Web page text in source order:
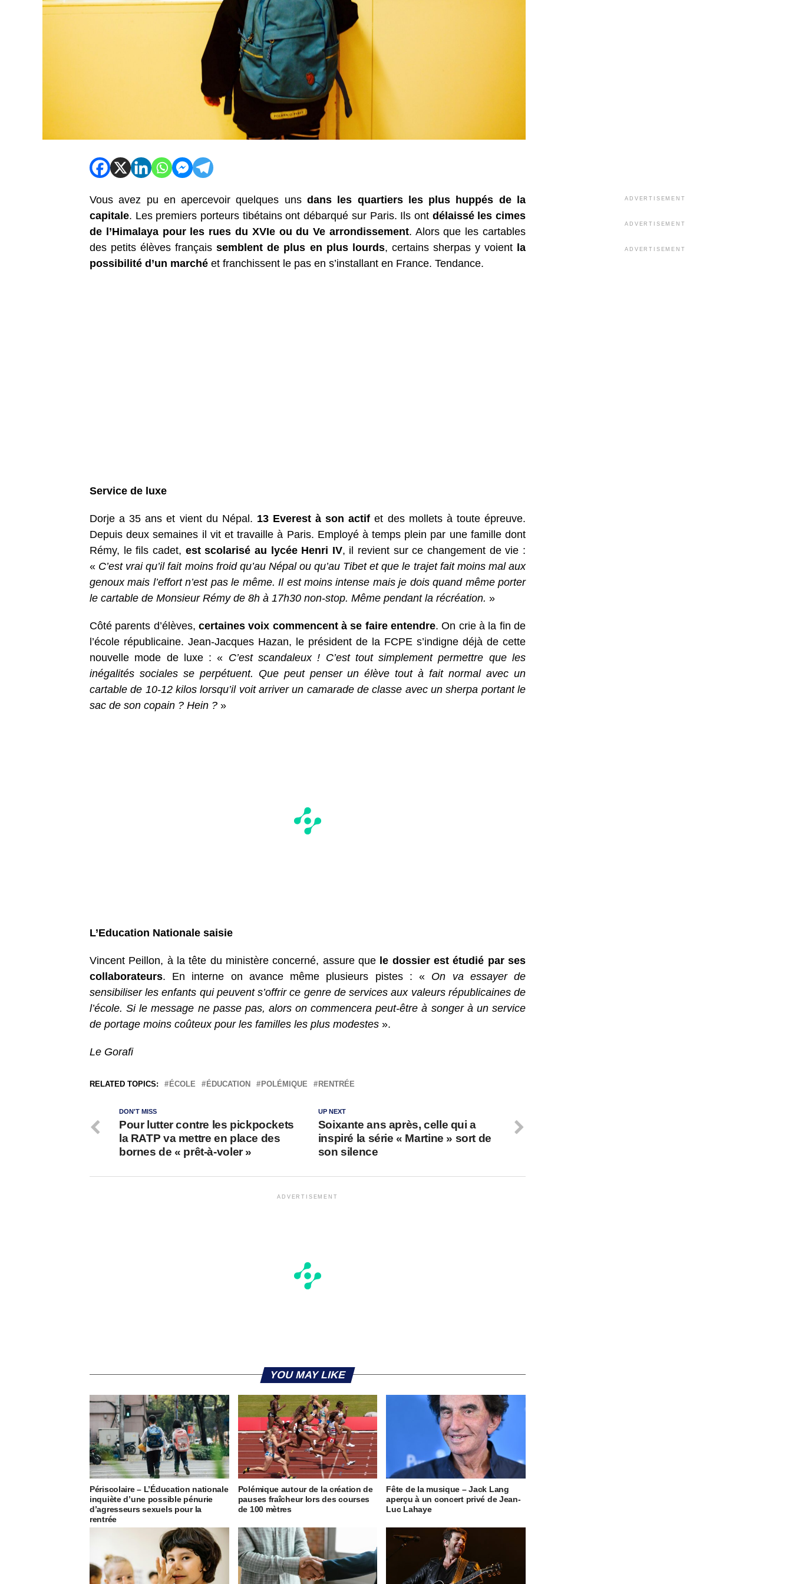
Vous avez pu en apercevoir quelques uns dans les quartiers les plus huppés de la
capitale. Les premiers porteurs tibétains ont débarqué sur Paris. Ils ontdélaissé les cimes
de l’Himalaya pour les rues du XVIe ou du Ve arrondissement. Alors que les cartables
des petits élèves français semblent de plus en plus lourds, certains sherpas y voientla
possibilité d’un marché et franchissent le pas en s’installant en France. Tendance.
Service de luxe
Dorje a 35 ans et vient du Népal. 13 Everest à son actifet des mollets à toute épreuve.
Depuis deux semaines il vit et travaille à Paris. Employé à temps plein par une famille dont
Rémy, le fils cadet, est scolarisé au lycée Henri IV, il revient sur ce changement de vie :
« C’est vrai qu’il fait moins froid qu’au Népal ou qu’au Tibet et que le trajet fait moins mal aux
genoux mais l’effort n’est pas le même. Il est moins intense mais je dois quand même porter
le cartable de Monsieur Rémy de 8h à 17h30 non-stop. Même pendant la récréation. »
Côté parents d’élèves, certaines voix commencent à se faire entendre. On crie à la fin de
l’école républicaine. Jean-Jacques Hazan, le président de la FCPE s’indigne déjà de cette
nouvelle mode de luxe : « C’est scandaleux ! C’est tout simplement permettre que les
inégalités sociales se perpétuent. Que peut penser un élève tout à fait normal avec un
cartable de 10-12 kilos lorsqu’il voit arriver un camarade de classe avec un sherpa portant le
sac de son copain ? Hein ? »
L’Education Nationale saisie
Vincent Peillon, à la tête du ministère concerné, assure que le dossier est étudié par ses
collaborateurs. En interne on avance même plusieurs pistes : « On va essayer de
sensibiliser les enfants qui peuvent s’offrir ce genre de services aux valeurs républicaines de
l’école. Si le message ne passe pas, alors on commencera peut-être à songer à un service
de portage moins coûteux pour les familles les plus modestes ».
Le Gorafi
RELATED TOPICS: ÉCOLE ÉDUCATION POLÉMIQUE RENTRÉE
UP NEXT
Soixante ans après, celle qui a
inspiré la série « Martine » sort de
son silence
DON'T MISS
Pour lutter contre les pickpockets
la RATP va mettre en place des
bornes de « prêt-à-voler »
ADVERTISEMENT
YOU MAY LIKE
Périscolaire – L’Éducation nationale
inquiète d’une possible pénurie
d’agresseurs sexuels pour la
rentrée
Polémique autour de la création de
pauses fraîcheur lors des courses
de 100 mètres
Fête de la musique – Jack Lang
aperçu à un concert privé de Jean-
Luc Lahaye
ADVERTISEMENT
ADVERTISEMENT
ADVERTISEMENT